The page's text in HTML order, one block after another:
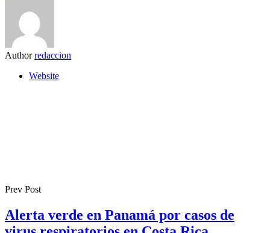
Author redaccion
Website
Prev Post
Alerta verde en Panamá por casos de